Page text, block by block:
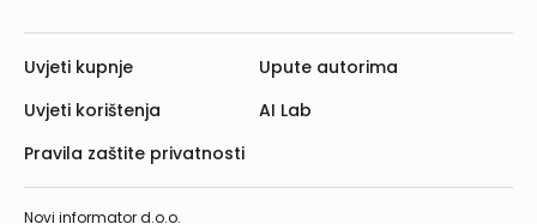
Novi informator d.o.o.
Uvjeti kupnje
Uvjeti korištenja
Pravila zaštite privatnosti
Upute autorima
AI Lab